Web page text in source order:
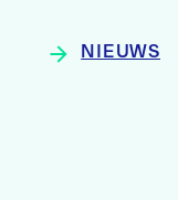
NIEUWS